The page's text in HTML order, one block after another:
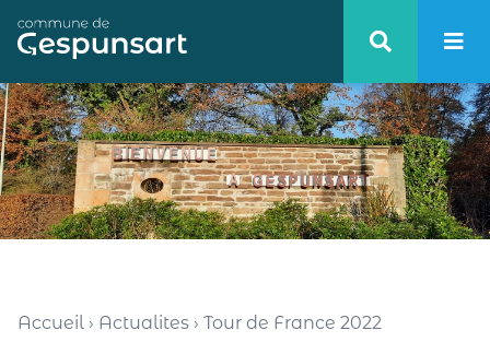
Haut de page
Accueil › Actualites › Tour de France 2022